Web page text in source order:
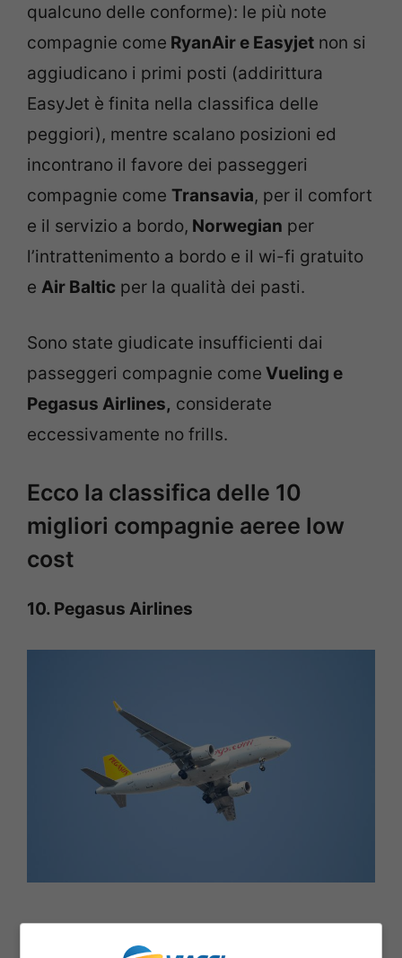
qualcuno delle conforme): le più note
compagnie come RyanAir e Easyjet non si
aggiudicano i primi posti (addirittura
EasyJet è finita nella classifica delle
peggiori), mentre scalano posizioni ed
incontrano il favore dei passeggeri
compagnie come Transavia, per il comfort
e il servizio a bordo, Norwegian per
l’intrattenimento a bordo e il wi-fi gratuito
e Air Baltic per la qualità dei pasti.
Sono state giudicate insufficienti dai
passeggeri compagnie come Vueling e
Pegasus Airlines, considerate
eccessivamente no frills.
Ecco la classifica delle 10
migliori compagnie aeree low
cost
10. Pegasus Airlines